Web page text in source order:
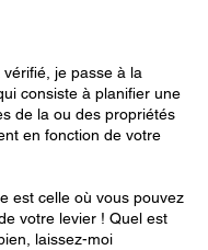
je passe à la
consiste à planifier une
de la ou des propriétés
en fonction de votre
est celle où vous pouvez
votre levier ! Quel est
laissez-moi